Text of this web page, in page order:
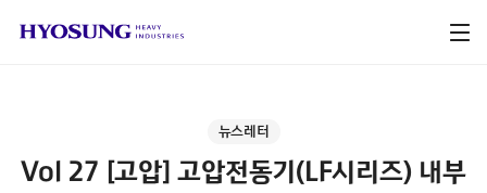
뉴스레터
Vol 27 [고압] 고압전동기(LF시리즈) 내부